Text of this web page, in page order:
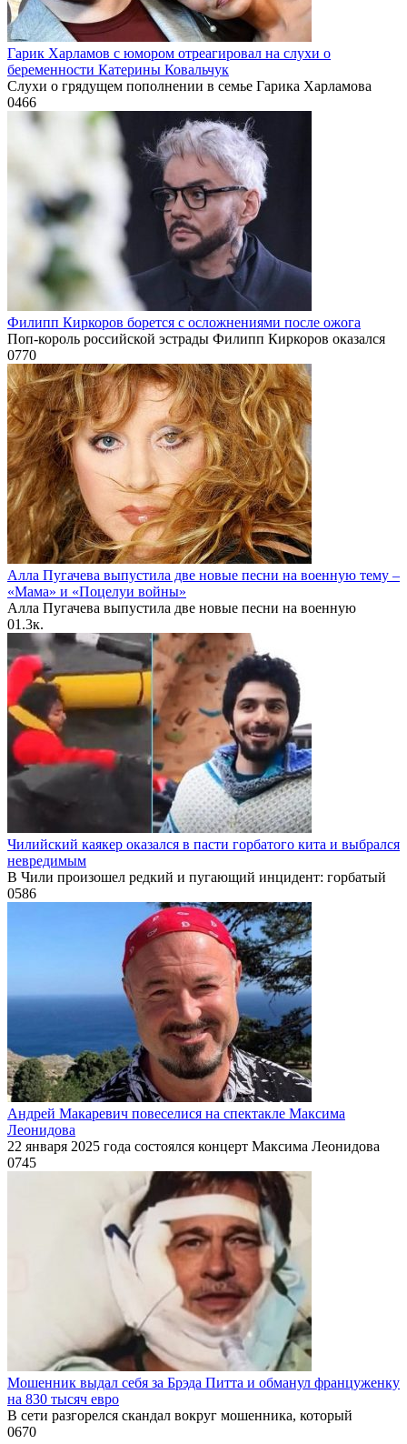
Гарик Харламов с юмором отреагировал на слухи о
беременности Катерины Ковальчук
Слухи о грядущем пополнении в семье Гарика Харламова
0466
Филипп Киркоров борется с осложнениями после ожога
Поп-король российской эстрады Филипп Киркоров оказался
0770
Алла Пугачева выпустила две новые песни на военную тему –
«Мама» и «Поцелуи войны»
Алла Пугачева выпустила две новые песни на военную
01.3к.
Чилийский каякер оказался в пасти горбатого кита и выбрался
невредимым
В Чили произошел редкий и пугающий инцидент: горбатый
0586
Андрей Макаревич повеселися на спектакле Максима
Леонидова
22 января 2025 года состоялся концерт Максима Леонидова
0745
Мошенник выдал себя за Брэда Питта и обманул француженку
на 830 тысяч евро
В сети разгорелся скандал вокруг мошенника, который
0670